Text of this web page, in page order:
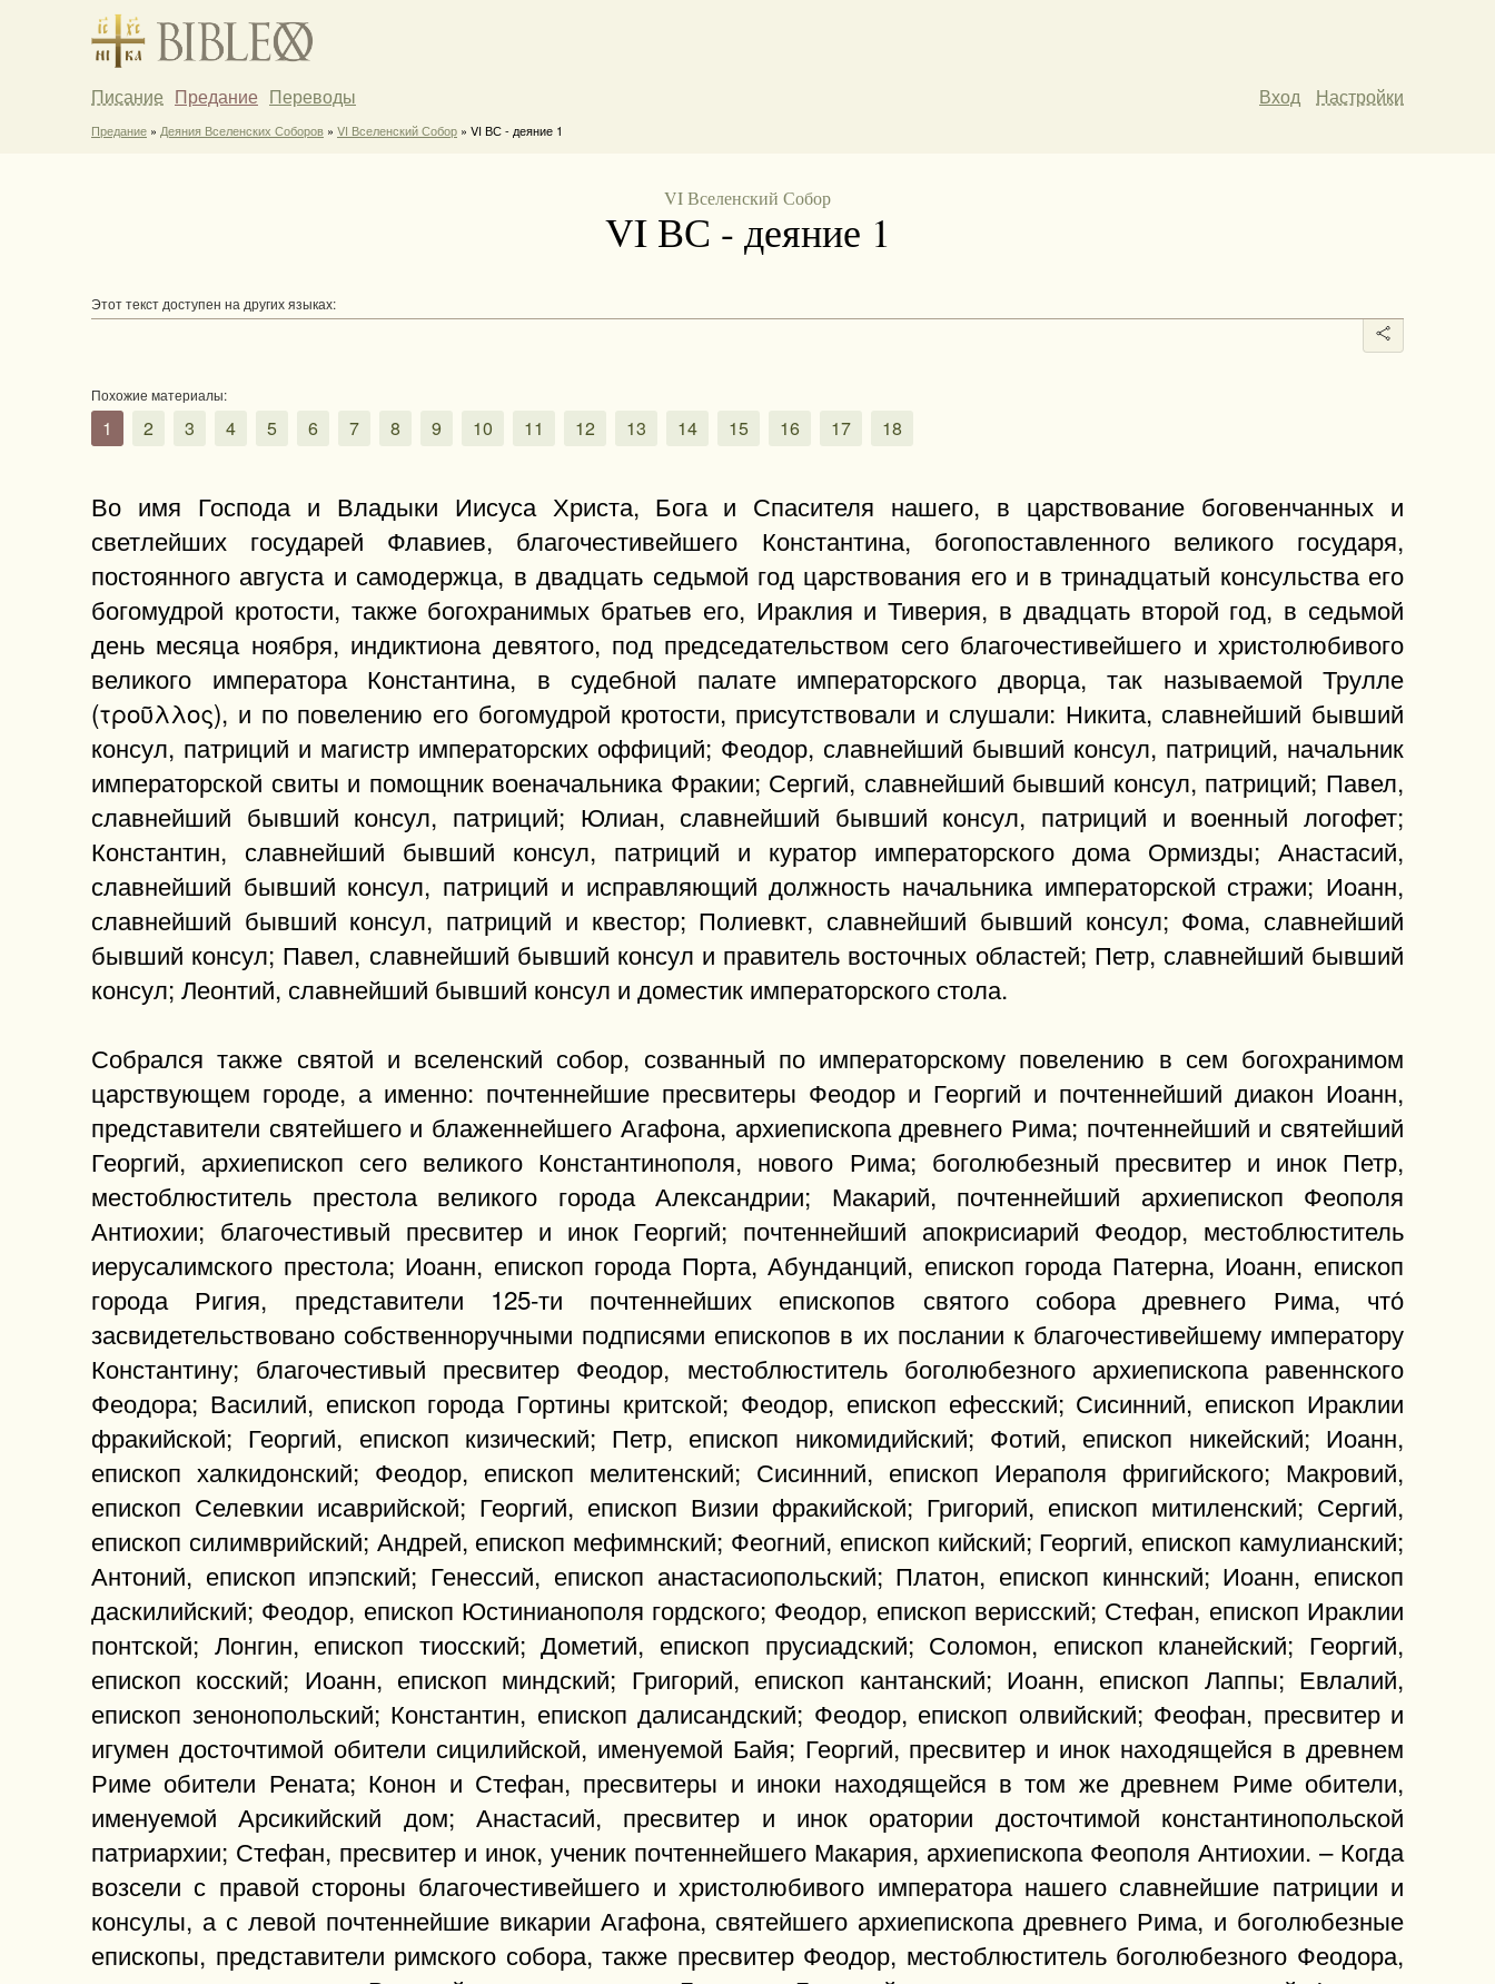
Писание Предание Переводы Вход Настройки
Предание » Деяния Вселенских Соборов » VI Вселенский Собор » VI ВС - деяние 1
VI Вселенский Собор
VI ВС - деяние 1
Этот текст доступен на других языках:
Похожие материалы:
1 2 3 4 5 6 7 8 9 10 11 12 13 14 15 16 17 18
Во имя Господа и Владыки Иисуса Христа, Бога и Спасителя нашего, в царствование боговенчанных и
светлейших государей Флавиев, благочестивейшего Константина, богопоставленного великого государя,
постоянного августа и самодержца, в двадцать седьмой год царствования его и в тринадцатый консульства его
богомудрой кротости, также богохранимых братьев его, Ираклия и Тиверия, в двадцать второй год, в седьмой
день месяца ноября, индиктиона девятого, под председательством сего благочестивейшего и христолюбивого
великого императора Константина, в судебной палате императорского дворца, так называемой Трулле
(τροῦλλος), и по повелению его богомудрой кротости, присутствовали и слушали: Никита, славнейший бывший
консул, патриций и магистр императорских оффиций; Феодор, славнейший бывший консул, патриций, начальник
императорской свиты и помощник военачальника Фракии; Сергий, славнейший бывший консул, патриций; Павел,
славнейший бывший консул, патриций; Юлиан, славнейший бывший консул, патриций и военный логофет;
Константин, славнейший бывший консул, патриций и куратор императорского дома Ормизды; Анастасий,
славнейший бывший консул, патриций и исправляющий должность начальника императорской стражи; Иоанн,
славнейший бывший консул, патриций и квестор; Полиевкт, славнейший бывший консул; Фома, славнейший
бывший консул; Павел, славнейший бывший консул и правитель восточных областей; Петр, славнейший бывший
консул; Леонтий, славнейший бывший консул и доместик императорского стола.
Собрался также святой и вселенский собор, созванный по императорскому повелению в сем богохранимом
царствующем городе, а именно: почтеннейшие пресвитеры Феодор и Георгий и почтеннейший диакон Иоанн,
представители святейшего и блаженнейшего Агафона, архиепископа древнего Рима; почтеннейший и святейший
Георгий, архиепископ сего великого Константинополя, нового Рима; боголюбезный пресвитер и инок Петр,
местоблюститель престола великого города Александрии; Макарий, почтеннейший архиепископ Феополя
Антиохии; благочестивый пресвитер и инок Георгий; почтеннейший апокрисиарий Феодор, местоблюститель
иерусалимского престола; Иоанн, епископ города Порта, Абунданций, епископ города Патерна, Иоанн, епископ
города Ригия, представители 125-ти почтеннейших епископов святого собора древнего Рима, что́
засвидетельствовано собственноручными подписями епископов в их послании к благочестивейшему императору
Константину; благочестивый пресвитер Феодор, местоблюститель боголюбезного архиепископа равеннского
Феодора; Василий, епископ города Гортины критской; Феодор, епископ ефесский; Сисинний, епископ Ираклии
фракийской; Георгий, епископ кизический; Петр, епископ никомидийский; Фотий, епископ никейский; Иоанн,
епископ халкидонский; Феодор, епископ мелитенский; Сисинний, епископ Иераполя фригийского; Макровий,
епископ Селевкии исаврийской; Георгий, епископ Визии фракийской; Григорий, епископ митиленский; Сергий,
епископ силимврийский; Андрей, епископ мефимнский; Феогний, епископ кийский; Георгий, епископ камулианский;
Антоний, епископ ипэпский; Генессий, епископ анастасиопольский; Платон, епископ киннский; Иоанн, епископ
даскилийский; Феодор, епископ Юстинианополя гордского; Феодор, епископ верисский; Стефан, епископ Ираклии
понтской; Лонгин, епископ тиосский; Дометий, епископ прусиадский; Соломон, епископ кланейский; Георгий,
епископ косский; Иоанн, епископ миндский; Григорий, епископ кантанский; Иоанн, епископ Лаппы; Евлалий,
епископ зенонопольский; Константин, епископ далисандский; Феодор, епископ олвийский; Феофан, пресвитер и
игумен досточтимой обители сицилийской, именуемой Байя; Георгий, пресвитер и инок находящейся в древнем
Риме обители Рената; Конон и Стефан, пресвитеры и иноки находящейся в том же древнем Риме обители,
именуемой Арсикийский дом; Анастасий, пресвитер и инок оратории досточтимой константинопольской
патриархии; Стефан, пресвитер и инок, ученик почтеннейшего Макария, архиепископа Феополя Антиохии. – Когда
возсели с правой стороны благочестивейшего и христолюбивого императора нашего славнейшие патриции и
консулы, а с левой почтеннейшие викарии Агафона, святейшего архиепископа древнего Рима, и боголюбезные
епископы, представители римского собора, также пресвитер Феодор, местоблюститель боголюбезного Феодора,